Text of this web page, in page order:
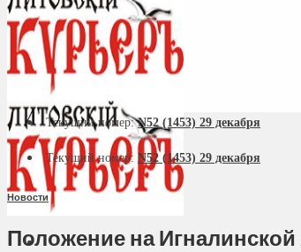
Текущий номер:N52 (1453) 29 декабря
Текущий номер: N52 (1453) 29 декабря
Новости
Положение на